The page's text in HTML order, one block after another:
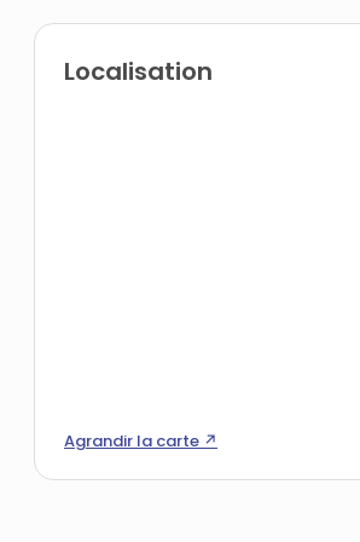
Localisation
Agrandir la carte ↗